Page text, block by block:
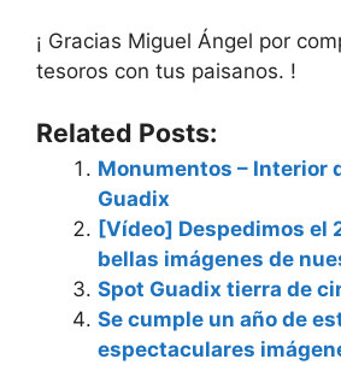
¡ Gracias Miguel Ángel por
tesoros con tus paisanos. !
Related Posts:
Monumentos – Interior
Guadix
[Vídeo] Despedimos el
bellas imágenes de
Spot Guadix tierra de
Se cumple un año de
espectaculares